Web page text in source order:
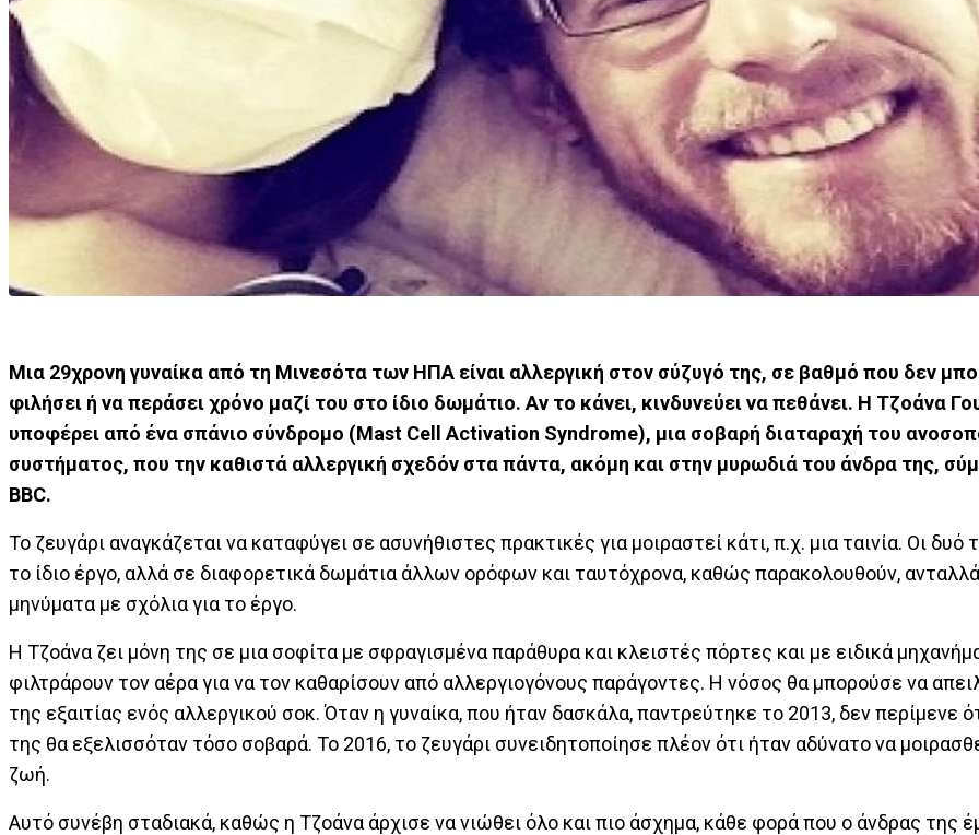
Μια 29χρονη γυναίκα από τη Μινεσότα των ΗΠΑ είναι αλλεργική στον σύζυγό της, σε βαθμό που δεν
φιλήσει ή να περάσει χρόνο μαζί του στο ίδιο δωμάτιο. Αν το κάνει, κινδυνεύει να πεθάνει. Η Τζοάνα
υποφέρει από ένα σπάνιο σύνδρομο (Mast Cell Activation Syndrome), μια σοβαρή διαταραχή του
συστήματος, που την καθιστά αλλεργική σχεδόν στα πάντα, ακόμη και στην μυρωδιά του άνδρα της,
BBC.
Το ζευγάρι αναγκάζεται να καταφύγει σε ασυνήθιστες πρακτικές για μοιραστεί κάτι, π.χ. μια ταινία. Οι δυό
το ίδιο έργο, αλλά σε διαφορετικά δωμάτια άλλων ορόφων και ταυτόχρονα, καθώς παρακολουθούν,
μηνύματα με σχόλια για το έργο.
Η Τζοάνα ζει μόνη της σε μια σοφίτα με σφραγισμένα παράθυρα και κλειστές πόρτες και με ειδικά
φιλτράρουν τον αέρα για να τον καθαρίσουν από αλλεργιογόνους παράγοντες. Η νόσος θα μπορούσε να
της εξαιτίας ενός αλλεργικού σοκ. Όταν η γυναίκα, που ήταν δασκάλα, παντρεύτηκε το 2013, δεν περίμενε
της θα εξελισσόταν τόσο σοβαρά. Το 2016, το ζευγάρι συνειδητοποίησε πλέον ότι ήταν αδύνατο να
ζωή.
Αυτό συνέβη σταδιακά, καθώς η Τζοάνα άρχισε να νιώθει όλο και πιο άσχημα, κάθε φορά που ο άνδρας της